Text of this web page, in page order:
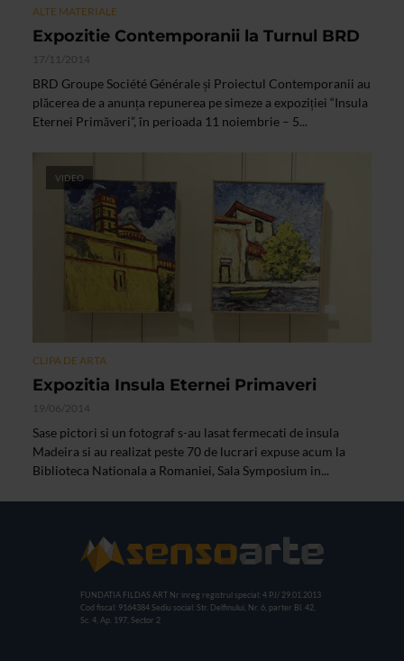
ALTE MATERIALE
Expozitie Contemporanii la Turnul BRD
17/11/2014
BRD Groupe Société Générale și Proiectul Contemporanii au
plăcerea de a anunța repunerea pe simeze a expoziției “Insula
Eternei Primăveri”, în perioada 11 noiembrie – 5...
VIDEO
CLIPA DE ARTA
Expozitia Insula Eternei Primaveri
19/06/2014
Sase pictori si un fotograf s-au lasat fermecati de insula
Madeira si au realizat peste 70 de lucrari expuse acum la
Biblioteca Nationala a Romaniei, Sala Symposium in...
FUNDATIA FILDAS ART Nr inreg registrul special: 4 PJ/ 29.01.2013
Cod fiscal: 9164384 Sediu social: Str. Delfinului, Nr. 6, parter Bl. 42,
Sc. 4, Ap. 197, Sector 2